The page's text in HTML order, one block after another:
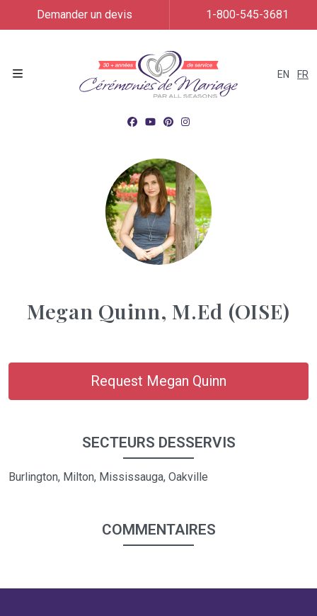
EN FR
Demander un devis 1-800-545-3681
Megan Quinn, M.Ed (OISE)
Request Megan Quinn
SECTEURS DESSERVIS
Burlington, Milton, Mississauga, Oakville
COMMENTAIRES